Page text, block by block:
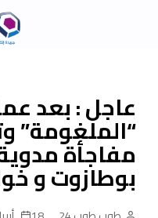
contentعاجل : بعد
“الملغومة”
مفاجأة
بوطازوت و